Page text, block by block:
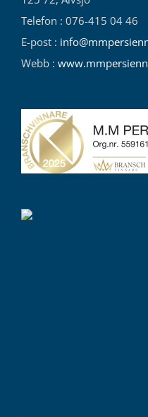
Telefon : 076-415 04 46
E-post :
Webb :